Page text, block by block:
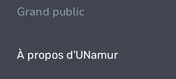
Grand public
À propos d'UNamur